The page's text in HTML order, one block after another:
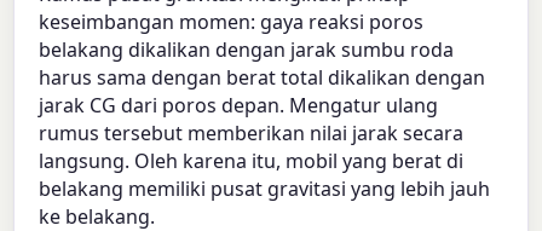
keseimbangan momen: gaya reaksi poros
belakang dikalikan dengan jarak sumbu roda
harus sama dengan berat total dikalikan dengan
jarak CG dari poros depan. Mengatur ulang
rumus tersebut memberikan nilai jarak secara
langsung. Oleh karena itu, mobil yang berat di
belakang memiliki pusat gravitasi yang lebih jauh
ke belakang.